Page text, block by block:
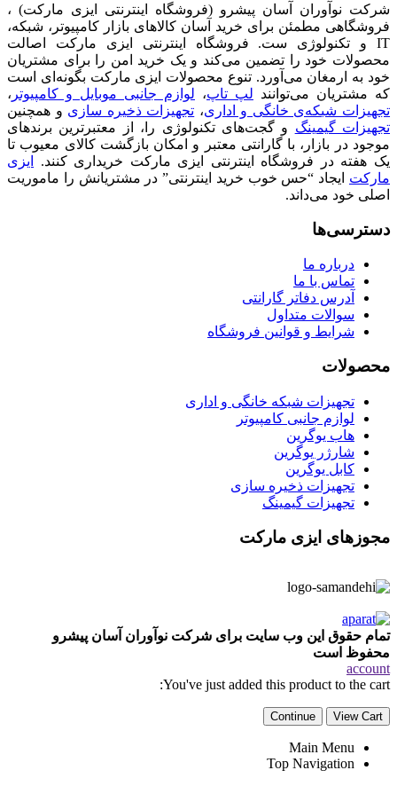
شرکت نوآوران آسان پیشرو (فروشگاه اینترنتی ایزی مارکت) ،
فروشگاهی مطمئن برای خرید آسان کالاهای بازار کامپیوتر، شبکه،
IT و تکنولوژی ست. فروشگاه اینترنتی ایزی مارکت اصالت
محصولات خود را تضمین می‌کند و یک خرید امن را برای مشتریان
خود به ارمغان می‌آورد. تنوع محصولات ایزی مارکت بگونه‌ای است
که مشتریان می‌توانند لپ تاپ، لوازم جانبی موبایل و کامپیوتر ،
تجهیزات شبکه‌ی خانگی و اداری، تجهیزات ذخیره سازی و همچنین
تجهیزات گیمینگ و گجت‌های تکنولوژی را، از معتبرترین برندهای
موجود در بازار، با گارانتی معتبر و امکان بازگشت کالای معیوب تا
یک هفته در فروشگاه اینترنتی ایزی مارکت خریداری کنند.
ایزی
مارکت ایجاد “حس خوب خرید اینترنتی” در مشتریانش را ماموریت
اصلی خود می‌داند.
دسترسی‌ها
درباره ما
تماس با ما
آدرس دفاتر گارانتی
سوالات متداول
شرایط و قوانین فروشگاه
محصولات
تجهیزات شبکه خانگی و اداری
لوازم جانبی کامپیوتر
هاب یوگرین
شارژر یوگرین
کابل یوگرین
تجهیزات ذخیره سازی
تجهیزات گیمینگ
مجوزهای ایزی مارکت
تمام حقوق این وب سایت برای شرکت نوآوران آسان پیشرو
محفوظ است
account
You've just added this product to the cart:
View Cart
Continue
Main Menu
Top Navigation